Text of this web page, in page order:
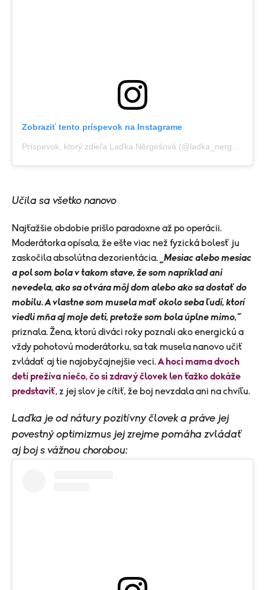
Zobraziť tento príspevok na Instagrame
Príspevok, ktorý zdieľa Laďka Něrgešová (@ladka_nergesova)
Učila sa všetko nanovo
Najťažšie obdobie prišlo paradoxne až po operácii.
Moderátorka opísala, že ešte viac než fyzická bolesť ju
zaskočila absolútna dezorientácia. „Mesiac alebo mesiac
a pol som bola v takom stave, že som napríklad ani
nevedela, ako sa otvára môj dom alebo ako sa dostať do
mobilu. A vlastne som musela mať okolo seba ľudí, ktorí
viedli mňa aj moje deti, pretože som bola úplne mimo,“
priznala. Žena, ktorú diváci roky poznali ako energickú a
vždy pohotovú moderátorku, sa tak musela nanovo učiť
zvládať aj tie najobyčajnejšie veci.A hoci mama dvoch
detí prežíva niečo, čo si zdravý človek len ťažko dokáže
predstaviť, z jej slov je cítiť, že boj nevzdala ani na chvíľu.
Laďka je od nátury pozitívny človek a práve jej
povestný optimizmus jej zrejme pomáha zvládať
aj boj s vážnou chorobou: